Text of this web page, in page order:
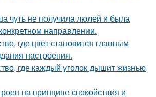
чуть не получила люлей и была
направлении.
где цвет становится главным
настроения.
где каждый уголок дышит жизнью
на принципе спокойствия и